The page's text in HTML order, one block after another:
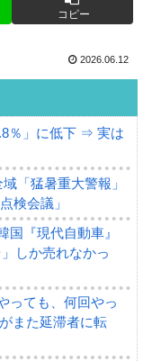
コピー
2026.06.12
％」に低下 ⇒ 実は
「猛暑重大警報」
検会議」
国『現代自動車』
しか売れなかっ
っても、何回やっ
また延滞者に転